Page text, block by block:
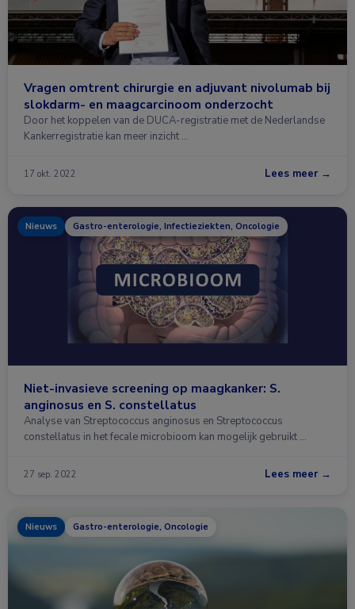
Vragen omtrent chirurgie en adjuvant nivolumab bij
slokdarm- en maagcarcinoom onderzocht
Door het koppelen van de DUCA-registratie met de Nederlandse
Kankerregistratie kan meer inzicht …
17 okt. 2022 Lees meer →
Nieuws Gastro-enterologie, Infectieziekten, Oncologie
Niet-invasieve screening op maagkanker: S.
anginosus en S. constellatus
Analyse van Streptococcus anginosus en Streptococcus
constellatus in het fecale microbioom kan mogelijk gebruikt …
27 sep. 2022 Lees meer →
Nieuws Gastro-enterologie, Oncologie